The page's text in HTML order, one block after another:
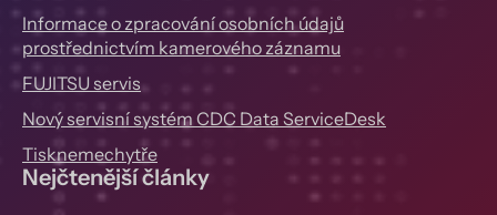
Informace o zpracování osobních údajů
prostřednictvím kamerového záznamu
FUJITSU servis
Nový servisní systém CDC Data ServiceDesk
Tisknemechytře
Nejčtenější články